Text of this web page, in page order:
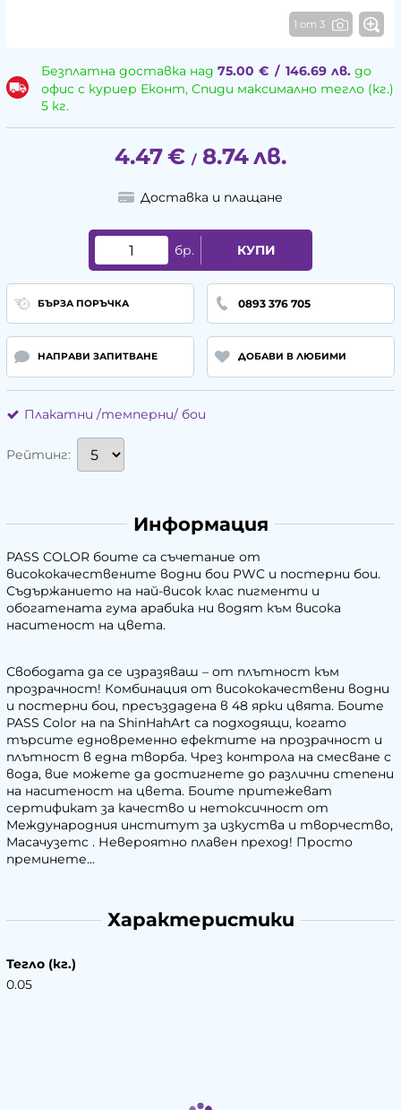
1 от 3
Безплатна доставка над 75.00 € / 146.69 лв.до
офис с куриер Еконт, Спиди максимално тегло (кг.)
5 кг.
4.47€ / 8.74лв.
Доставка и плащане
бр. КУПИ
БЪРЗА ПОРЪЧКА 0893 376 705
НАПРАВИ ЗАПИТВАНЕ ДОБАВИ В ЛЮБИМИ
Плакатни /темперни/ бои
Рейтинг:
Информация
PASS COLOR боите са съчетание от
висококачествените водни бои PWC и постерни бои.
Съдържанието на най-висок клас пигменти и
обогатената гума арабика ни водят към висока
наситеност на цвета.
Свободата да се изразяваш – от плътност към
прозрачност! Комбинация от висококачествени водни
и постерни бои, пресъздадена в 48 ярки цвята. Боите
PASS Color на na ShinHahArt са подходящи, когато
търсите едновременно ефектите на прозрачност и
плътност в една творба. Чрез контрола на смесване с
вода, вие можете да достигнете до различни степени
на наситеност на цвета. Боите притежеват
сертификат за качество и нетоксичност от
Международния институт за изкуства и творчество,
Масачузетс . Невероятно плавен преход! Просто
преминете...
Характеристики
Тегло (кг.)
0.05